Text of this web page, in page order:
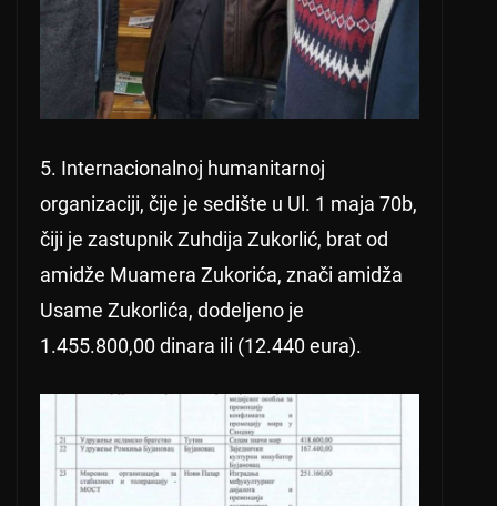
5. Internacionalnoj humanitarnoj
organizaciji, čije je sedište u Ul. 1 maja 70b,
čiji je zastupnik Zuhdija Zukorlić, brat od
amidže Muamera Zukorića, znači amidža
Usame Zukorlića, dodeljeno je
1.455.800,00 dinara ili (12.440 eura).